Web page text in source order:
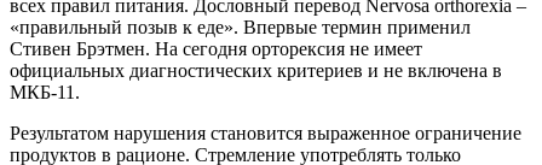
всех правил питания. Дословный перевод Nervosa orthorexia –
«правильный позыв к еде». Впервые термин применил
Стивен Брэтмен. На сегодня орторексия не имеет
официальных диагностических критериев и не включена в
МКБ-11.
Результатом нарушения становится выраженное ограничение
продуктов в рационе. Стремление употреблять только